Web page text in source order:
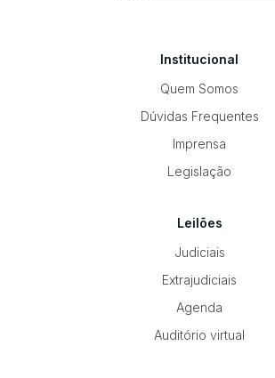
Institucional
Quem Somos
Dúvidas Frequentes
Imprensa
Legislação
Leilões
Judiciais
Extrajudiciais
Agenda
Auditório virtual